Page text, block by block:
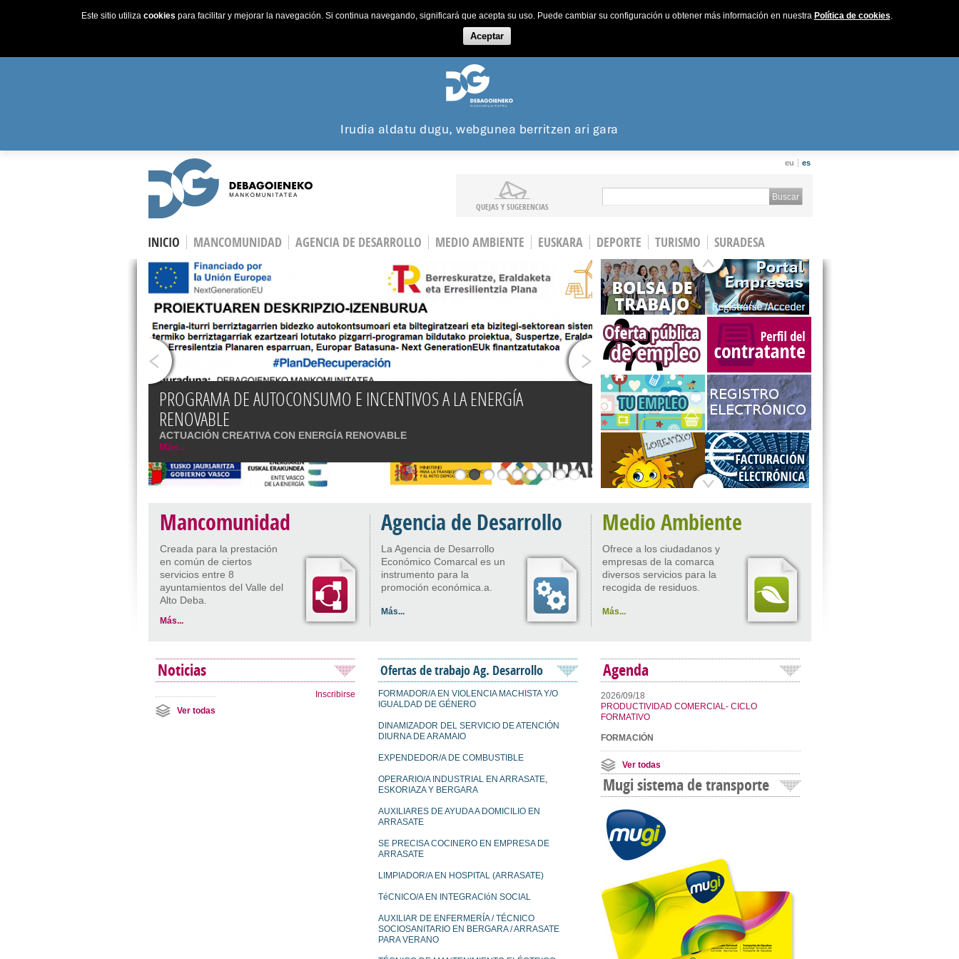
Este sitio utiliza cookies para facilitar y mejorar la navegación. Si continua navegando, significará que acepta su uso. Puede cambiar su configuración u obtener más información en nuestra Política de cookies.
Aceptar
Irudia aldatu dugu, webgunea berritzen ari gara
eu es
QUEJAS Y SUGERENCIAS
Search form
INICIO MANCOMUNIDAD AGENCIA DE DESARROLLO MEDIO AMBIENTE EUSKARA DEPORTE TURISMO SURADESA
Separa bien, cada punto cuenta ¡gana el Planeta!
Más...
PROGRAMA DE AUTOCONSUMO E INCENTIVOS A LA ENERGÍA
RENOVABLE
ACTUACIÓN CREATIVA CON ENERGÍA RENOVABLE
Más...
PLAN ANTIFRAUDE
Más...
HAZILAN +: Itinerarios de inserción para personas desempleadas
Gehiago...
DEBAGOIENEKO MANKOMUNITATEA RENUEVA CON TECNOLOGIA LED
1.308 PUNTOS DE LUZ DE LAS INSTALACIONES DE ILUMINACIÓN
EXTERIOR CON AYUDA DE IDAE Y FINANCIACIÓN DE FEDER
Más...
Turismo de Debagoiena
Más...
FORMACIÓN
Debagoiena y entorno
Más...
Auzokonposta
Más...
Mancomunidad de Debagoiena
Más...
Mancomunidad
Creada para la prestación
en común de ciertos
servicios entre 8
ayuntamientos del Valle del
Alto Deba.
Más...
Agencia de Desarrollo
La Agencia de Desarrollo
Económico Comarcal es un
instrumento para la
promoción económica.a.
Más...
Medio Ambiente
Ofrece a los ciudadanos y
empresas de la comarca
diversos servicios para la
recogida de residuos.
Más...
Noticias
Ver todas
Inscribirse
Ofertas de trabajo Ag. Desarrollo
FORMADOR/A EN VIOLENCIA MACHISTA Y/O
IGUALDAD DE GÉNERO
DINAMIZADOR DEL SERVICIO DE ATENCIÓN
DIURNA DE ARAMAIO
EXPENDEDOR/A DE COMBUSTIBLE
OPERARIO/A INDUSTRIAL EN ARRASATE,
ESKORIAZA Y BERGARA
AUXILIARES DE AYUDA A DOMICILIO EN
ARRASATE
SE PRECISA COCINERO EN EMPRESA DE
ARRASATE
LIMPIADOR/A EN HOSPITAL (ARRASATE)
TéCNICO/A EN INTEGRACIóN SOCIAL
AUXILIAR DE ENFERMERÍA / TÉCNICO
SOCIOSANITARIO EN BERGARA / ARRASATE
PARA VERANO
Agenda
2026/09/18
PRODUCTIVIDAD COMERCIAL- CICLO
FORMATIVO
FORMACIÓN
Ver todas
Mugi sistema de transporte